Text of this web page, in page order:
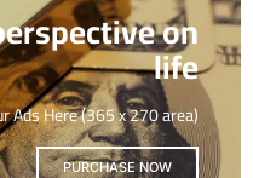
on
life
Ads Here (365 x 270 area)
PURCHASE NOW